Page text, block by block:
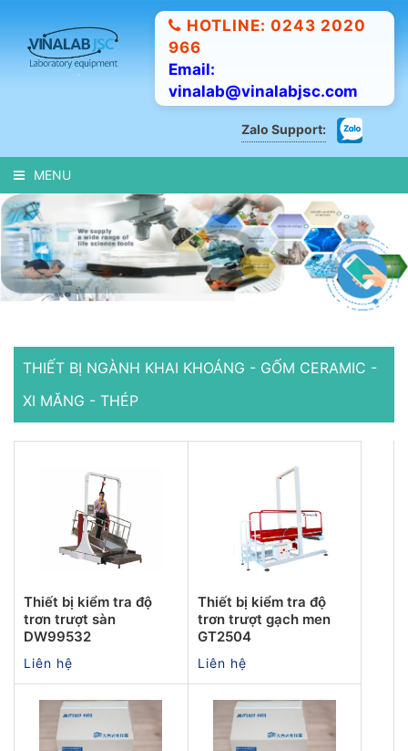
HOTLINE: 0243 2020
966
Email:
vinalab@vinalabjsc.com
Zalo Support:
MENU
THIẾT BỊ NGÀNH KHAI KHOÁNG - GỐM CERAMIC -
XI MĂNG - THÉP
Thiết bị kiểm tra độ
trơn trượt sàn
DW99532
Liên hệ
Thiết bị kiểm tra độ
trơn trượt gạch men
GT2504
Liên hệ